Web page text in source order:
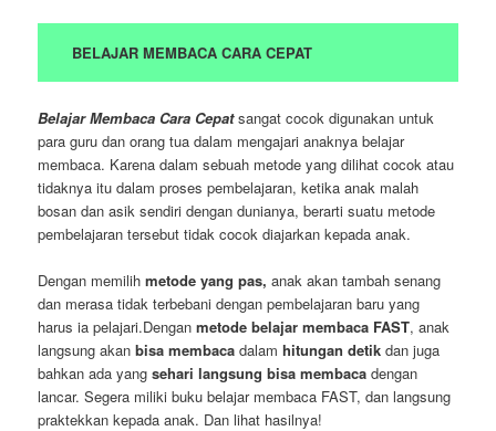
BELAJAR MEMBACA CARA CEPAT
Belajar Membaca Cara Cepatsangat cocok digunakan untuk
para guru dan orang tua dalam mengajari anaknya belajar
membaca. Karena dalam sebuah metode yang dilihat cocok atau
tidaknya itu dalam proses pembelajaran, ketika anak malah
bosan dan asik sendiri dengan dunianya, berarti suatu metode
pembelajaran tersebut tidak cocok diajarkan kepada anak.
Dengan memilihmetode yang pas, anak akan tambah senang
dan merasa tidak terbebani dengan pembelajaran baru yang
harus ia pelajari.Dengan metode belajar membaca FAST, anak
langsung akanbisa membaca dalamhitungan detik dan juga
bahkan ada yangsehari langsung bisa membaca dengan
lancar. Segera miliki buku belajar membaca FAST, dan langsung
praktekkan kepada anak. Dan lihat hasilnya!